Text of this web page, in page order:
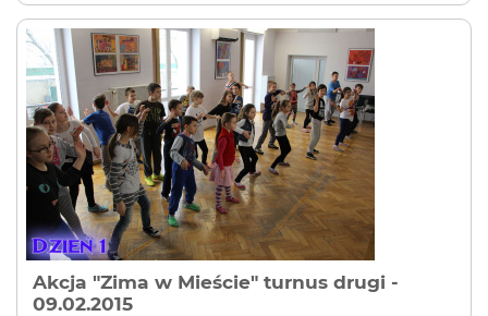
Akcja "Zima w Mieście" turnus drugi -
09.02.2015